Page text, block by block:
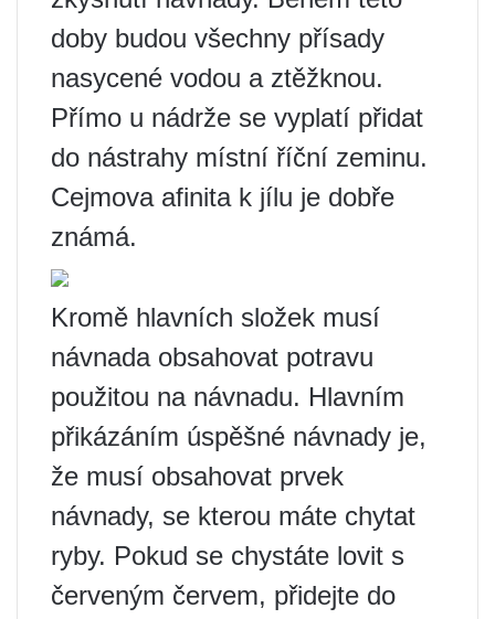
doby budou všechny přísady
nasycené vodou a ztěžknou.
Přímo u nádrže se vyplatí přidat
do nástrahy místní říční zeminu.
Cejmova afinita k jílu je dobře
známá.
Kromě hlavních složek musí
návnada obsahovat potravu
použitou na návnadu. Hlavním
přikázáním úspěšné návnady je,
že musí obsahovat prvek
návnady, se kterou máte chytat
ryby. Pokud se chystáte lovit s
červeným červem, přidejte do